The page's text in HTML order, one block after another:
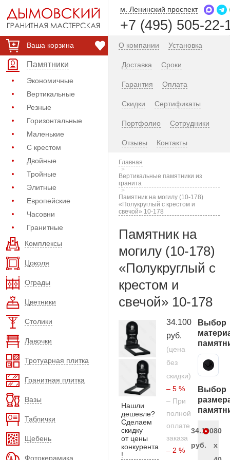
Ваша корзина
Памятники
Экономичные
Вертикальные
Резные
Горизонтальные
Маленькие
С крестом
Двойные
Тройные
Элитные
Европейские
Часовни
Гранитные
Комплексы
Цоколя
Ограды
Цветники
Столики
Лавочки
Тротуарная плитка
Гранитная плитка
Вазы
Таблички
Щебень
Фотокерамика
м. Ленинский проспект
+7 (495) 505-22-
О компании Установка
Доставка Сроки
Гарантия Оплата
Скидки Сертификаты
Портфолио Сотрудники
Отзывы Контакты
Главная
Вертикальные памятники из
гранита
Памятник на могилу (10-178)
«Полукруглый с крестом и
свечой» 10-178
Памятник на
могилу (10-178)
«Полукруглый с
крестом и
свечой» 10-178
Нашли
дешевле?
Сделаем
скидку
от цены
конкурента
!
34.100
руб.
(цена
без
скидки)
– 5 %
– При
полной
оплате
заказа
– 2 %
Выбор
Карельский гранит
Выбор
34.100
руб.
80
x